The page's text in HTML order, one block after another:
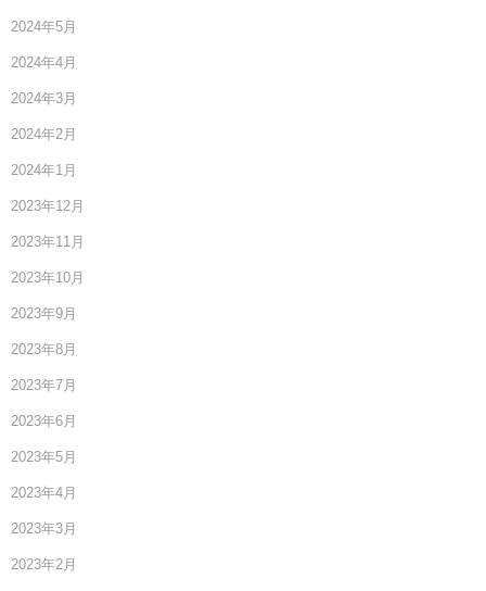
2024年5月
2024年4月
2024年3月
2024年2月
2024年1月
2023年12月
2023年11月
2023年10月
2023年9月
2023年8月
2023年7月
2023年6月
2023年5月
2023年4月
2023年3月
2023年2月